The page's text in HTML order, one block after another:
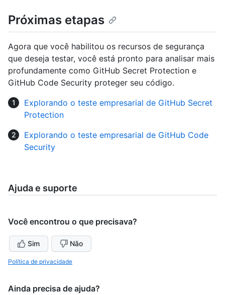
Próximas etapas
Agora que você habilitou os recursos de segurança
que deseja testar, você está pronto para analisar mais
profundamente como GitHub Secret Protection e
GitHub Code Security proteger seu código.
Explorando o teste empresarial de GitHub Secret
Protection
Explorando o teste empresarial de GitHub Code
Security
Ajuda e suporte
Você encontrou o que precisava?
Sim Não
Política de privacidade
Ainda precisa de ajuda?